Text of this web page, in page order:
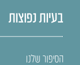
בעיות נפוצות
הסיפור שלנו